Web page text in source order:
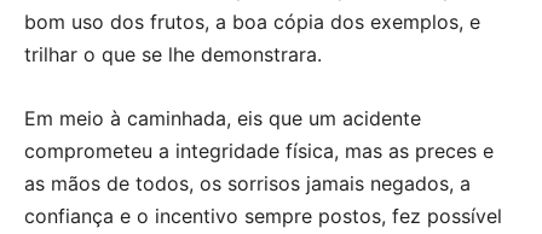
bom uso dos frutos, a boa cópia dos exemplos, e
trilhar o que se lhe demonstrara.
Em meio à caminhada, eis que um acidente
comprometeu a integridade física, mas as preces e
as mãos de todos, os sorrisos jamais negados, a
confiança e o incentivo sempre postos, fez possível